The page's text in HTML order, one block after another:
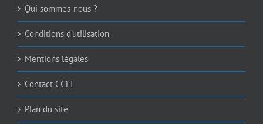
Qui sommes-nous ?
Conditions d’utilisation
Mentions légales
Contact CCFI
Plan du site